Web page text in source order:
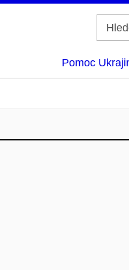
Pomoc